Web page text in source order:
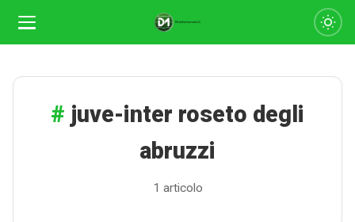
juve-inter roseto degli
abruzzi
1 articolo